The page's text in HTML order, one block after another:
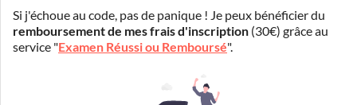
Si j'échoue au code, pas de panique ! Je peux bénéficier du
remboursement de mes frais d'inscription (30€) grâce au
service "Examen Réussi ou Remboursé".